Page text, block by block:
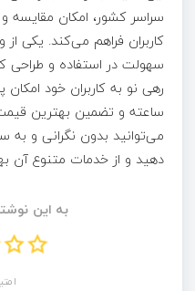
سراسر کشور، امکان مقایسه و
کاربران فراهم می‌کند. یکی
سهولت در استفاده و طراحی
ساعته و تضمین بهترین
می‌توانید بدون نگرانی و به‌
دهید و از خدمات متنوع آن
به این